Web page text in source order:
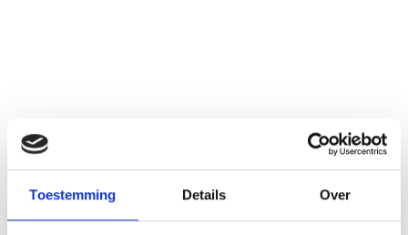
Toestemming Details Over
Overall, the thesis demonstrates that spatial biases should be modelled as adaptive, dataset-dependent mechanisms rather than fixed architectural constraints. By systematically modeling position and scale biases in datasets and enabling their flexible use, this work provides a principled framework for designing data-efficient vision models that generalize robustly across diverse visual domains.
See also these dissertations